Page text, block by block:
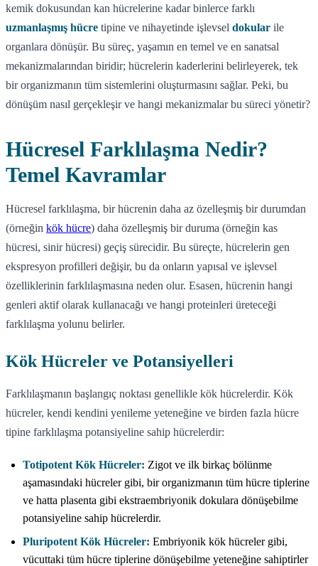
kemik dokusundan kan hücrelerine kadar binlerce farklı
uzmanlaşmış hücre tipine ve nihayetinde işlevsel dokular ile
organlara dönüşür. Bu süreç, yaşamın en temel ve en sanatsal
mekanizmalarından biridir; hücrelerin kaderlerini belirleyerek, tek
bir organizmanın tüm sistemlerini oluşturmasını sağlar. Peki, bu
dönüşüm nasıl gerçekleşir ve hangi mekanizmalar bu süreci yönetir?
Hücresel Farklılaşma Nedir?
Temel Kavramlar
Hücresel farklılaşma, bir hücrenin daha az özelleşmiş bir durumdan
(örneğin kök hücre) daha özelleşmiş bir duruma (örneğin kas
hücresi, sinir hücresi) geçiş sürecidir. Bu süreçte, hücrelerin gen
ekspresyon profilleri değişir, bu da onların yapısal ve işlevsel
özelliklerinin farklılaşmasına neden olur. Esasen, hücrenin hangi
genleri aktif olarak kullanacağı ve hangi proteinleri üreteceği
farklılaşma yolunu belirler.
Kök Hücreler ve Potansiyelleri
Farklılaşmanın başlangıç noktası genellikle kök hücrelerdir. Kök
hücreler, kendi kendini yenileme yeteneğine ve birden fazla hücre
tipine farklılaşma potansiyeline sahip hücrelerdir:
Totipotent Kök Hücreler: Zigot ve ilk birkaç bölünme
aşamasındaki hücreler gibi, bir organizmanın tüm hücre tiplerine
ve hatta plasenta gibi ekstraembriyonik dokulara dönüşebilme
potansiyeline sahip hücrelerdir.
Pluripotent Kök Hücreler: Embriyonik kök hücreler gibi,
vücuttaki tüm hücre tiplerine dönüşebilme yeteneğine sahiptirler